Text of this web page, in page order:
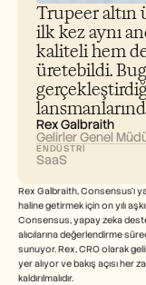
Trupeer altın
ilk kez aynı
kaliteli hem
üretebildi.
Rex Galbraith
Gelirler Genel
ENDÜSTRI
SaaS
Rex Galbraith, Consensus'ı
haline getirmek için on yılı
Consensus, yapay zeka
alıcılarına değerlendirme
sunuyor. Rex, CRO olarak
yer alıyor ve bakış açısı her
kaldırılmalıdır.